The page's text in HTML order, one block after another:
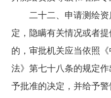
二十二、申请测绘资
定，隐瞒有关情况或者
的，审批机关应当依照
法》第七十八条的规定
予批准的决定，并给予